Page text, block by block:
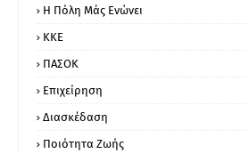
Η Πόλη Μάς Ενώνει
ΚΚΕ
ΠΑΣΟΚ
Επιχείρηση
Διασκέδαση
Ποιότητα Ζωής